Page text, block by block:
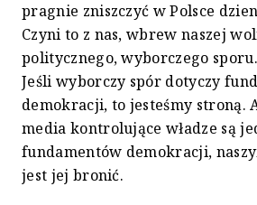
pragnie zniszczyć w Polsce
Czyni to z nas, wbrew naszej
politycznego, wyborczego
Jeśli wyborczy spór dotyczy
demokracji, to jesteśmy stroną.
media kontrolujące władze są
fundamentów demokracji,
jest jej bronić.